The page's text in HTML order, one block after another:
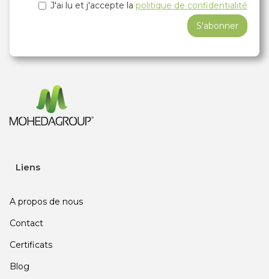
J'ai lu et j'accepte la politique de confidentialité
Liens
A propos de nous
Contact
Certificats
Blog